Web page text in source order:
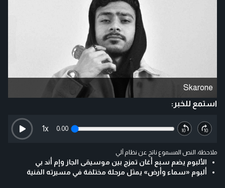
Skarone
استمع للخبر:
0:00
1x
ملاحظة: النص المسموع ناتج عن نظام آلي
الألبوم يضم سبع أغان تمزج بين موسيقى الجاز وإم أند بي
ألبوم «سماء وأرض» يمثل مرحلة مختلفة في مسيرته الفنية